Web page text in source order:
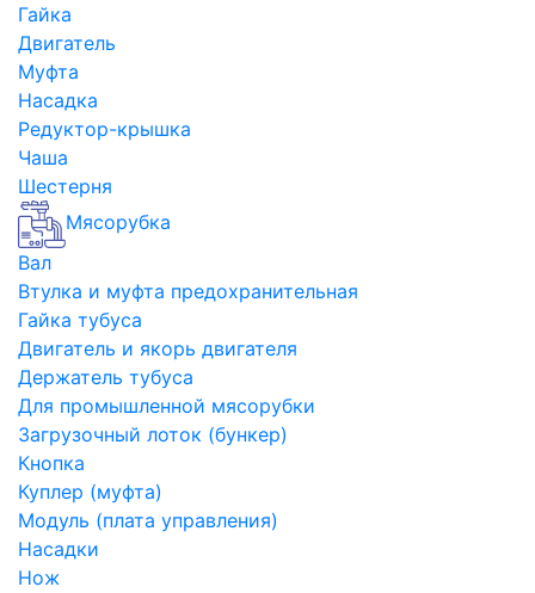
Гайка
Двигатель
Муфта
Насадка
Редуктор-крышка
Чаша
Шестерня
Мясорубка
Вал
Втулка и муфта предохранительная
Гайка тубуса
Двигатель и якорь двигателя
Держатель тубуса
Для промышленной мясорубки
Загрузочный лоток (бункер)
Кнопка
Куплер (муфта)
Модуль (плата управления)
Насадки
Нож